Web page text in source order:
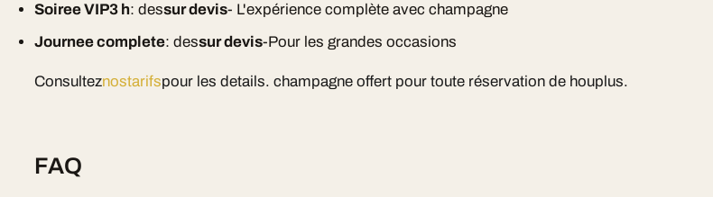
Soiree VIP3 h: dessur devis- L'expérience complète avec champagne
Journee complete: dessur devis-Pour les grandes occasions
Consulteznostarifspour les details. champagne offert pour toute réservation de houplus.
FAQ